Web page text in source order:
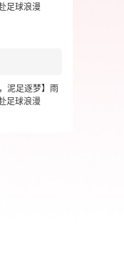
足球浪漫
泥足逐梦】雨
足球浪漫